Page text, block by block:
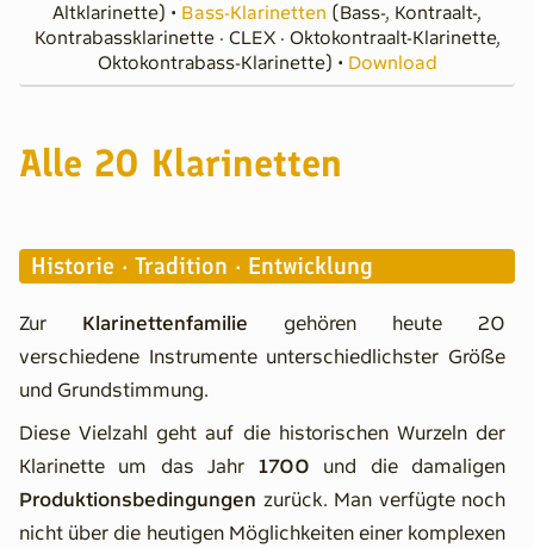
Aktuelle Beschreibung
Die ganze Klarinetten-Familie
Sopranklarinetten
Klappenbezeichnungen
Grifftabellen
Oehler, Böhm & Co.
Wissenschaftliche Arbeiten
Systematik der Musikinstrumente
Historische Beschreibungen
Kanderner Bassetthörner
Altklarinette) • Bass-Klarinetten (Bass-, Kontraalt-,
Kontrabassklarinette · CLEX · Oktokontraalt-Klarinette,
Oktokontrabass-Klarinette) • Download
Alle 20 Klarinetten
Historie · Tradition · Entwicklung
Zur Klarinettenfamilie gehören heute 20
verschiedene Instrumente unterschiedlichster Größe
und Grundstimmung.
Diese Vielzahl geht auf die historischen Wurzeln der
Klarinette um das Jahr 1700 und die damaligen
Produktionsbedingungen zurück. Man verfügte noch
nicht über die heutigen Möglichkeiten einer komplexen